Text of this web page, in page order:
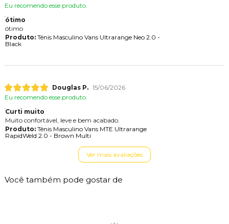
Eu recomendo esse produto.
ótimo
ótimo
Produto:Tênis Masculino Vans Ultrarange Neo 2.0 -
Black
Douglas P. 15/06/2026
Eu recomendo esse produto.
Curti muito
Muito confortável, leve e bem acabado.
Produto:Tênis Masculino Vans MTE Ultrarange
RapidWeld 2.0 - Brown Multi
Ver mais avaliações
Você também pode gostar de